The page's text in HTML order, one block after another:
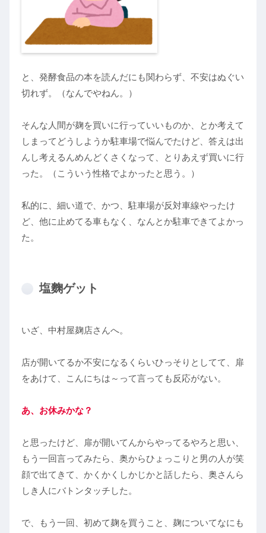
と、発酵食品の本を読んだにも関わらず、不安はぬぐい
切れず。（なんでやねん。）
そんな人間が麹を買いに行っていいものか、とか考えて
しまってどうしようか駐車場で悩んでたけど、答えは出
んし考えるんめんどくさくなって、とりあえず買いに行
った。（こういう性格でよかったと思う。）
私的に、細い道で、かつ、駐車場が反対車線やったけ
ど、他に止めてる車もなく、なんとか駐車できてよかっ
た。
塩麴ゲット
いざ、中村屋麹店さんへ。
店が開いてるか不安になるくらいひっそりとしてて、扉
をあけて、こんにちは～って言っても反応がない。
あ、お休みかな？
と思ったけど、扉が開いてんからやってるやろと思い、
もう一回言ってみたら、奥からひょっこりと男の人が笑
顔で出てきて、かくかくしかじかと話したら、奥さんら
しき人にバトンタッチした。
で、もう一回、初めて麹を買うこと、麹についてなにも